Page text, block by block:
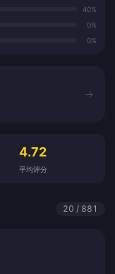
40%
0%
0%
→
4.72
平均评分
20 / 881